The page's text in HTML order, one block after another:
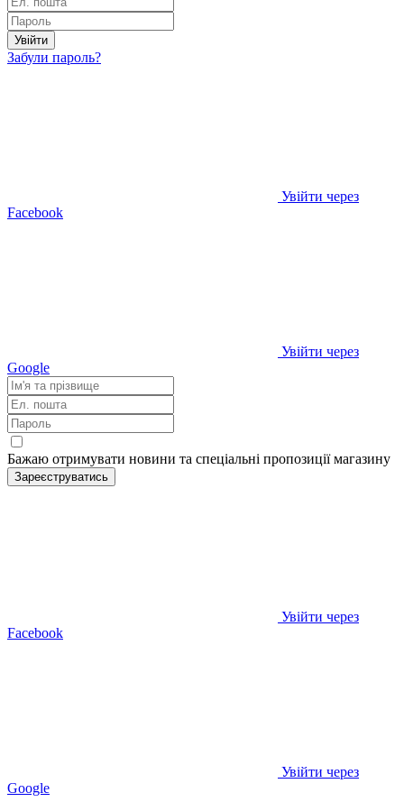
Увійти
Забули пароль?
Увійти через
Facebook
Увійти через
Google
Бажаю отримувати новини та спеціальні пропозиціїмагазину
Зареєструватись
Увійти через
Facebook
Увійти через
Google